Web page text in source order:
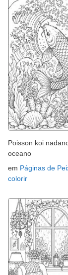
Poisson koi
oceano
em Páginas de
colorir